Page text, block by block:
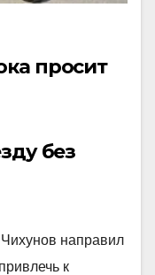
просит
без
направил
к